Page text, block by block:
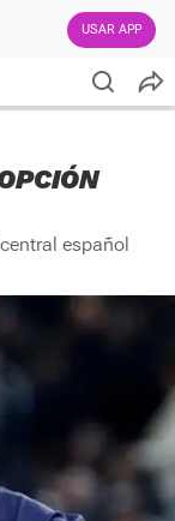
USAR APP
español